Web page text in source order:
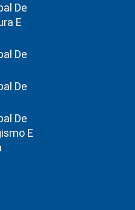
De
E
De
De
De
E